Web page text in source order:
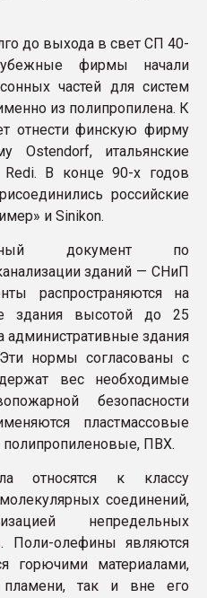
до выхода в свет СП 40-
фирмы начали
частей для систем
из полипропилена. К
отнести финскую фирму
Ostendorf, итальянские
В конце 90-х годов
российские
и Sinikon.
документ по
зданий — СНиП
распространяются на
здания высотой до 25
административные здания
нормы согласованы с
вес необходимые
безопасности
пластмассовые
ПВХ.
относятся к классу
соединений,
непредельных
Поли-олефины являются
горючими материалами,
так и вне его